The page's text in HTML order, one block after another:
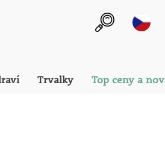
Trvalky Top ceny a